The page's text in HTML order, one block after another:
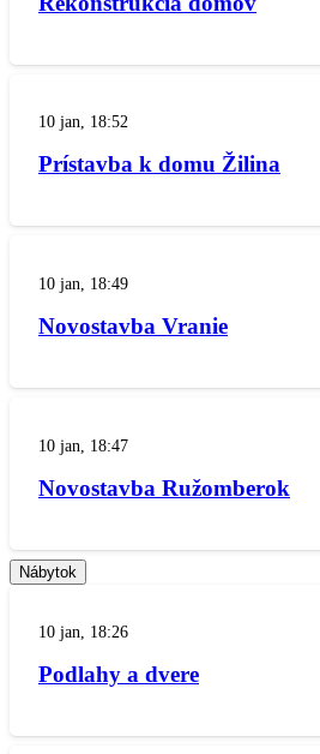
10 jan, 18:52
Prístavba k domu Žilina
10 jan, 18:49
Novostavba Vranie
10 jan, 18:47
Novostavba Ružomberok
Nábytok
10 jan, 18:26
Podlahy a dvere